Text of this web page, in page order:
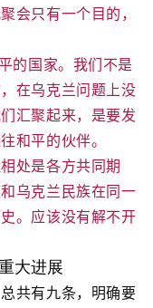
会只有一个目的，
的国家。我们不是
在乌克兰问题上没
汇聚起来，是要发
和平的伙伴。
处是各方共同期
乌克兰民族在同一
。应该没有解不开
共有九条，明确要